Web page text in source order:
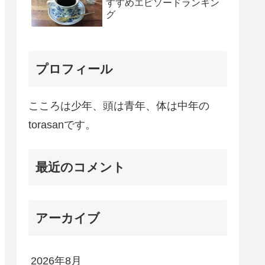
すすめエピソードランキン
グ
プロフィール
こころは少年、頭は青年、体は中年の
torasanです。
最近のコメント
アーカイブ
2026年8月